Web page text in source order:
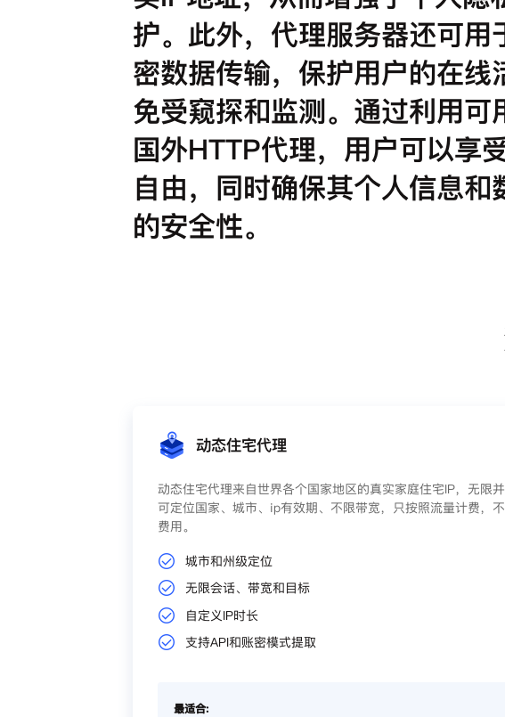
护。此外，代理服务器还可用
密数据传输，保护用户的在线
免受窥探和监测。通过利用可
国外HTTP代理，用户可以享
自由，同时确保其个人信息和
的安全性。
动态住宅代理
动态住宅代理来自世界各个国家地区的真实家庭住宅IP，无限并
可定位国家、城市、ip有效期、不限带宽，只按照流量计费，
费用。
城市和州级定位
无限会话、带宽和目标
自定义IP时长
支持API和账密模式提取
最适合: